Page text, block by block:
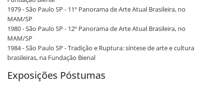
1979 - São Paulo SP - 11º Panorama de Arte Atual Brasileira, no
MAM/SP
1980 - São Paulo SP - 12º Panorama de Arte Atual Brasileira, no
MAM/SP
1984 - São Paulo SP - Tradição e Ruptura: síntese de arte e cultura
brasileiras, na Fundação Bienal
Exposições Póstumas